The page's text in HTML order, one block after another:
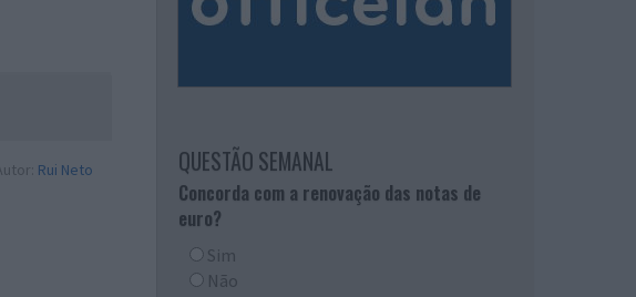
Rui Neto QUESTÃO SEMANAL
Concorda com a renovação das notas de
euro?
Sim
Não